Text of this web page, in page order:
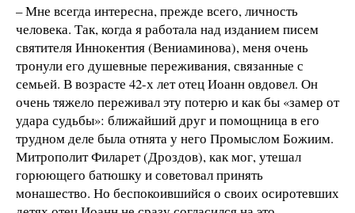
– Мне всегда интересна, прежде всего, личность
человека. Так, когда я работала над изданием писем
святителя Иннокентия (Вениаминова), меня очень
тронули его душевные переживания, связанные с
семьей. В возрасте 42-х лет отец Иоанн овдовел. Он
очень тяжело переживал эту потерю и как бы «замер от
удара судьбы»: ближайший друг и помощница в его
трудном деле была отнята у него Промыслом Божиим.
Митрополит Филарет (Дроздов), как мог, утешал
горюющего батюшку и советовал принять
монашество. Но беспокоившийся о своих осиротевших